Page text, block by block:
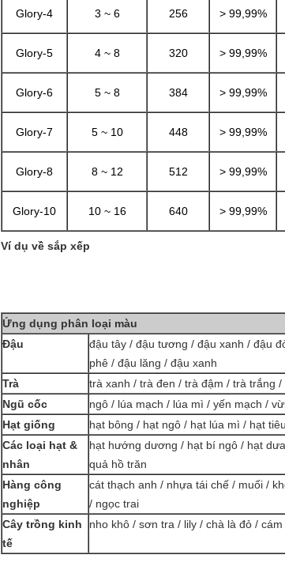
Glory-4 3 ~ 6 256 > 99,99%
Glory-5 4 ~ 8 320 > 99,99%
Glory-6 5 ~ 8 384 > 99,99%
Glory-7 5 ~ 10 448 > 99,99%
Glory-8 8 ~ 12 512 > 99,99%
Glory-10 10 ~ 16 640 > 99,99%
Ví dụ về sắp xếp
Ứng dụng phân loại màu
Đậu
đậu tây / đậu tương / đậu xanh / đậu
phê / đậu lăng / đậu xanh
Trà
trà xanh / trà đen / trà đậm / trà trắng /
Ngũ cốc
ngô / lúa mạch / lúa mì / yến mạch /
Hạt giống
hạt bông / hạt ngô / hạt lúa mì / hạt
Các loại hạt &
nhân
hạt hướng dương / hạt bí ngô / hạt
quả hồ trăn
Hàng công
nghiệp
cát thạch anh / nhựa tái chế / muối /
/ ngọc trai
Cây trồng kinh
tế
nho khô / sơn tra / lily / chà là đỏ /